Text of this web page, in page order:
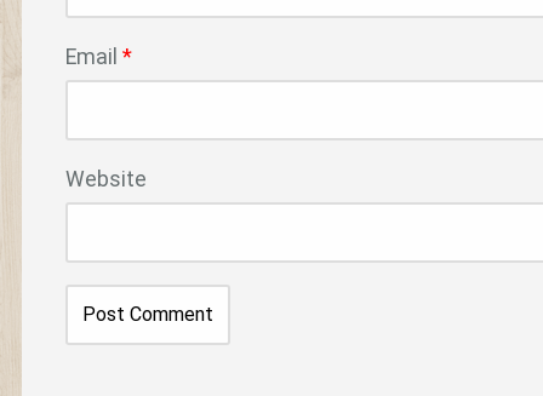
Email *
Website